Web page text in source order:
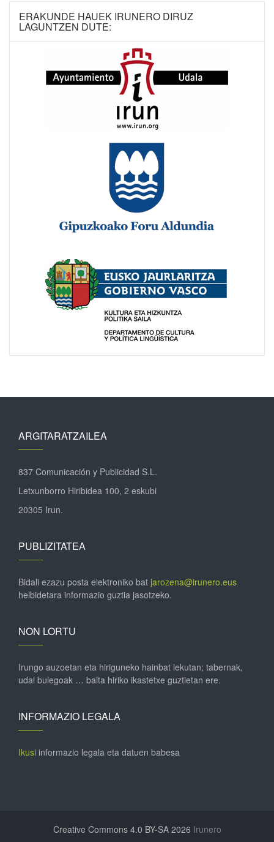
ERAKUNDE HAUEK IRUNERO DIRUZ
LAGUNTZEN DUTE:
ARGITARATZAILEA
837 Comunicación y Publicidad S.L.
Letxunborro Hiribidea 100, 2 eskubi
20305 Irun.
PUBLIZITATEA
Bidali ezazu posta elektroniko bat jarozena@irunero.eus
helbidetara informazio guztia jasotzeko.
NON LORTU
Irungo auzoetan eta hiriguneko hainbat lekutan; tabernak,
udal bulegoak … baita hiriko ikastetxe guztietan ere.
INFORMAZIO LEGALA
Ikusi informazio legala eta datuen babesa
Creative Commons 4.0 BY-SA 2026 Irunero